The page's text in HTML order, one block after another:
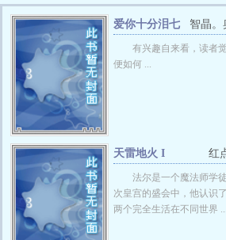
智晶。
爱你十分泪七
有兴趣自来看，读者
便如何 ...
红
天雷地火 I
法尔是一个魔法师学
次皇宫的盛会中，他认识了
两个完全生活在不同世界 ...